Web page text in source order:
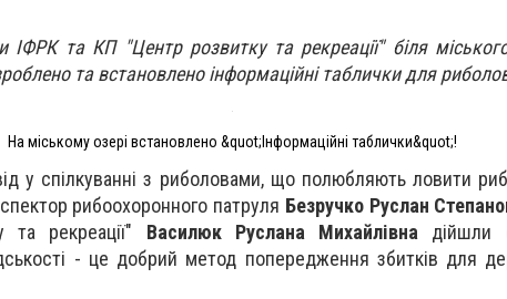
ІФРК та КП "Центр розвитку та рекреації" біля
та встановлено інформаційні таблички для
На міському озері встановлено &quot;Інформаційні таблички&quot;!
у спілкуванні з риболовами, що полюбляють ловити
рибоохоронного патруля Безручко Руслан
рекреації" Василюк Руслана Михайлівна дійшли
- це добрий метод попередження збитків для